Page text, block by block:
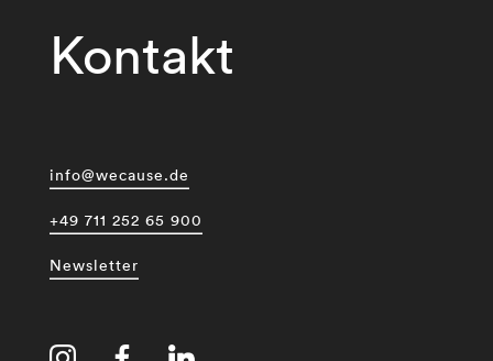
Kontakt
info@wecause.de
+49 711 252 65 900
Newsletter